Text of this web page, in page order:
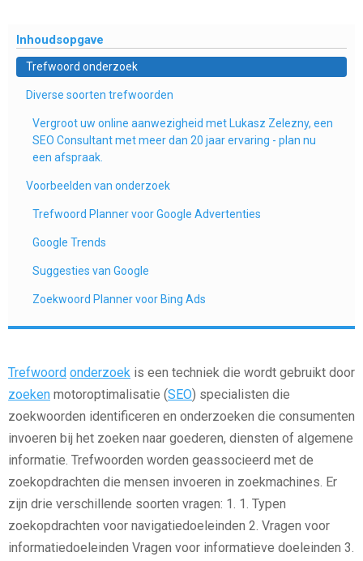
Inhoudsopgave
Trefwoord onderzoek
Diverse soorten trefwoorden
Vergroot uw online aanwezigheid met Lukasz Zelezny, een
SEO Consultant met meer dan 20 jaar ervaring - plan nu
een afspraak.
Voorbeelden van onderzoek
Trefwoord Planner voor Google Advertenties
Google Trends
Suggesties van Google
Zoekwoord Planner voor Bing Ads
Trefwoord onderzoek is een techniek die wordt gebruikt door
zoeken motoroptimalisatie (SEO) specialisten die
zoekwoorden identificeren en onderzoeken die consumenten
invoeren bij het zoeken naar goederen, diensten of algemene
informatie. Trefwoorden worden geassocieerd met de
zoekopdrachten die mensen invoeren in zoekmachines. Er
zijn drie verschillende soorten vragen: 1. 1. Typen
zoekopdrachten voor navigatiedoeleinden 2. Vragen voor
informatiedoeleinden Vragen voor informatieve doeleinden 3.